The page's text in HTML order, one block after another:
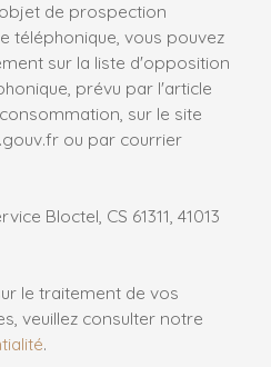
de prospection
téléphonique, vous pouvez
sur la liste d'opposition
prévu par l'article
sur le site
ou par courrier
Bloctel, CS 61311, 41013
le traitement de vos
veuillez consulter notre
.